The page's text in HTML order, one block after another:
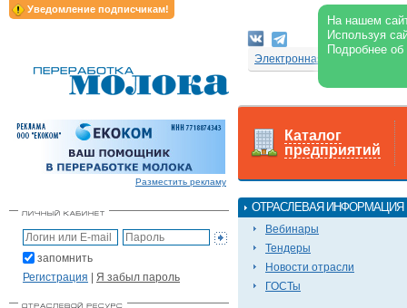
Уведомление подписчикам!
На нашем
Используя
Подробнее
Электронная версия
Разместить рекламу
запомнить
Регистрация | Я забыл пароль
Каталог
предприятий
ОТРАСЛЕВАЯ ИНФОРМАЦИЯ
Вебинары
Тендеры
Новости отрасли
ГОСТы